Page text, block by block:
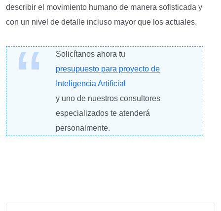
describir el movimiento humano de manera sofisticada y
con un nivel de detalle incluso mayor que los actuales.
Solicítanos ahora tu
presupuesto para proyecto de
Inteligencia Artificial
y uno de nuestros consultores
especializados te atenderá
personalmente.